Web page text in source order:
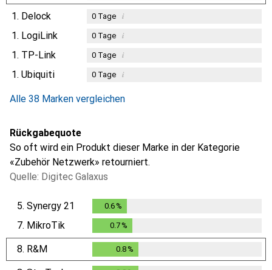
1. Delock 0Tage i
1. LogiLink 0Tage i
1. TP-Link 0Tage i
1. Ubiquiti 0Tage i
Alle 38 Marken vergleichen
Rückgabequote
So oft wird ein Produkt dieser Marke in der Kategorie
«Zubehör Netzwerk» retourniert.
Quelle: Digitec Galaxus
5. Synergy 21 0.6%
7. MikroTik 0.7 %
8. R&M 0.8%